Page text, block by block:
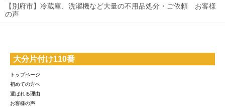
【別府市】冷蔵庫、洗濯機など大量の不用品処分・ご依頼 お客様
の声
大分片付け110番
トップページ
初めての方へ
選ばれる理由
お客様の声